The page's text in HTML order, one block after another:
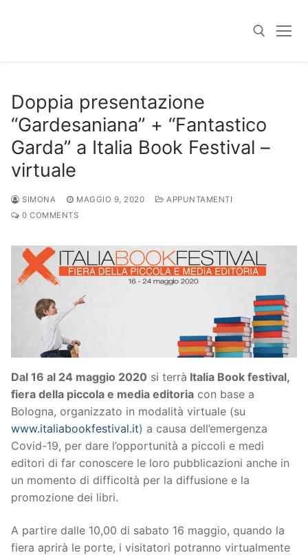
Doppia presentazione
“Gardesaniana” + “Fantastico
Garda” a Italia Book Festival –
virtuale
SIMONA MAGGIO 9, 2020
APPUNTAMENTI
0 COMMENTS
Dal 16 al 24 maggio 2020 si terrà Italia Book festival,
fiera della piccola e media editoria con base a
Bologna, organizzato in modalità virtuale (su
www.italiabookfestival.it) a causa dell’emergenza
Covid-19, per dare l’opportunità a piccoli e medi
editori di far conoscere le loro pubblicazioni anche in
un momento di difficoltà per la diffusione e la
promozione dei libri.
A partire dalle 10,00 di sabato 16 maggio, quando la
fiera aprirà le porte, i visitatori potranno virtualmente